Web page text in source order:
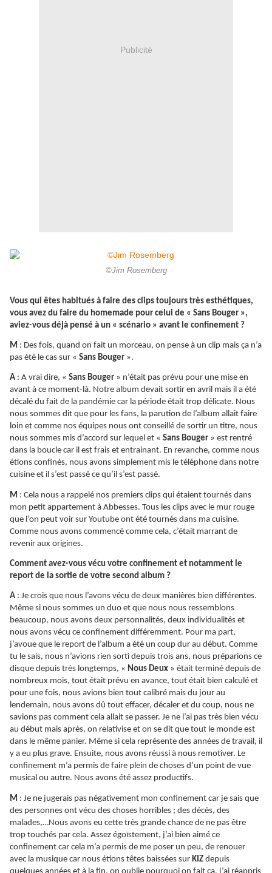
Publicité
©Jim Rosemberg
Vous qui êtes habitués à faire des clips toujours très esthétiques,
vous avez du faire du homemade pour celui de « Sans Bouger »,
aviez-vous déjà pensé à un « scénario » avant le confinement ?
M : Des fois, quand on fait un morceau, on pense à un clip mais ça n’a
pas été le cas sur « Sans Bouger ».
A : A vrai dire, « Sans Bouger » n’était pas prévu pour une mise en
avant à ce moment-là. Notre album devait sortir en avril mais il a été
décalé du fait de la pandémie car la période était trop délicate. Nous
nous sommes dit que pour les fans, la parution de l’album allait faire
loin et comme nos équipes nous ont conseillé de sortir un titre, nous
nous sommes mis d’accord sur lequel et « Sans Bouger » est rentré
dans la boucle car il est frais et entrainant. En revanche, comme nous
étions confinés, nous avons simplement mis le téléphone dans notre
cuisine et il s’est passé ce qu’il s’est passé.
M : Cela nous a rappelé nos premiers clips qui étaient tournés dans
mon petit appartement à Abbesses. Tous les clips avec le mur rouge
que l’on peut voir sur Youtube ont été tournés dans ma cuisine.
Comme nous avons commencé comme cela, c’était marrant de
revenir aux origines.
Comment avez-vous vécu votre confinement et notamment le
report de la sortie de votre second album ?
A : Je crois que nous l’avons vécu de deux manières bien différentes.
Même si nous sommes un duo et que nous nous ressemblons
beaucoup, nous avons deux personnalités, deux individualités et
nous avons vécu ce confinement différemment. Pour ma part,
j’avoue que le report de l’album a été un coup dur au début. Comme
tu le sais, nous n’avions rien sorti depuis trois ans, nous préparions ce
disque depuis très longtemps, « Nous Deux » était terminé depuis de
nombreux mois, tout était prévu en avance, tout était bien calculé et
pour une fois, nous avions bien tout calibré mais du jour au
lendemain, nous avons dû tout effacer, décaler et du coup, nous ne
savions pas comment cela allait se passer. Je ne l’ai pas très bien vécu
au début mais après, on relativise et on se dit que tout le monde est
dans le même panier. Même si cela représente des années de travail, il
y a eu plus grave. Ensuite, nous avons réussi à nous remotiver. Le
confinement m’a permis de faire plein de choses d’un point de vue
musical ou autre. Nous avons été assez productifs.
M : Je ne jugerais pas négativement mon confinement car je sais que
des personnes ont vécu des choses horribles ; des décès, des
malades,…Nous avons eu cette très grande chance de ne pas être
trop touchés par cela. Assez égoïstement, j’ai bien aimé ce
confinement car cela m’a permis de me poser un peu, de renouer
avec la musique car nous étions têtes baissées sur KIZ depuis